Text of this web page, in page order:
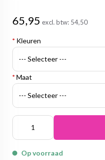
65,95 excl. btw: 54,50
* Kleuren
*Maat
Op voorraad